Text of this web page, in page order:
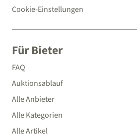
Cookie-Einstellungen
Für Bieter
FAQ
Auktionsablauf
Alle Anbieter
Alle Kategorien
Alle Artikel